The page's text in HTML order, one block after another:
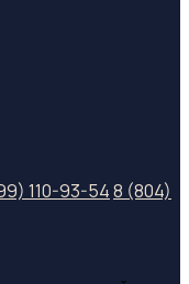
110-93-548 (804)